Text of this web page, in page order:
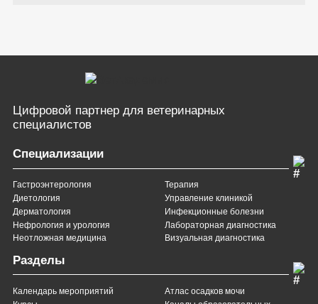
Цифровой партнер для ветеринарных
специалистов
Специализации
Гастроэнтерология
Диетология
Дерматология
Нефрология и урология
Неотложная медицина
Терапия
Управление клиникой
Инфекционные болезни
Лабораторная диагностика
Визуальная диагностика
Разделы
Календарь мероприятий
Атлас осадков мочи